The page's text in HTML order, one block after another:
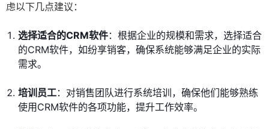
虑以下几点建议：
选择适合的CRM软件：根据企业的规模和需求，选择适合
的CRM软件，如纷享销客，确保系统能够满足企业的实际
需求。
培训员工：对销售团队进行系统培训，确保他们能够熟练
使用CRM软件的各项功能，提升工作效率。